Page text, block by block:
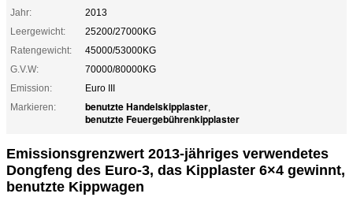
Jahr:
2013
Leergewicht:
25200/27000KG
Ratengewicht:
45000/53000KG
G.V.W:
70000/80000KG
Emission:
Euro III
Markieren:
benutzte Handelskipplaster,
benutzte Feuergebührenkipplaster
Emissionsgrenzwert 2013-jähriges verwendetes
Dongfeng des Euro-3, das Kipplaster 6×4 gewinnt,
benutzte Kippwagen